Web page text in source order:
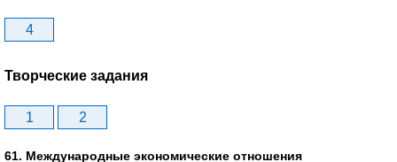
4
Творческие задания
1 2
61. Международные экономические отношения